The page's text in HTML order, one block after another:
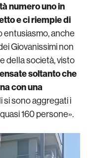
numero uno in
e ci riempie di
entusiasmo, anche
Giovanissimi non
della società, visto
soltanto che
con una
si sono aggregati i
160 persone».